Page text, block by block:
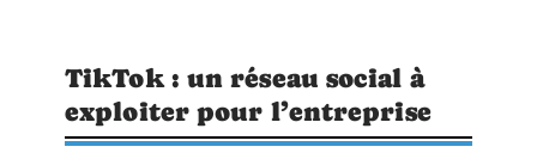
TikTok : un réseau social à
exploiter pour l’entreprise